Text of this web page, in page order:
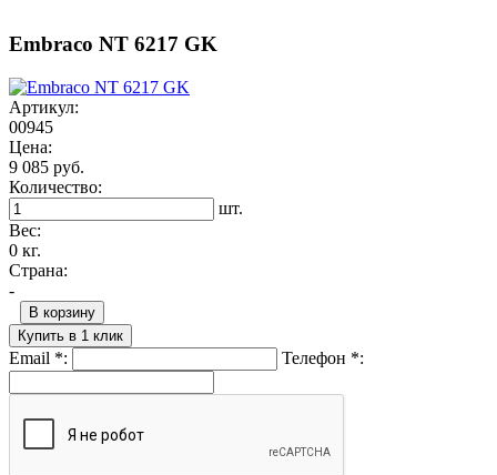
Embraco NT 6217 GK
Артикул:
00945
Цена:
9 085 руб.
Количество:
шт.
Вес:
0 кг.
Страна:
-
В корзину
Купить в 1 клик
Email *: Телефон *: